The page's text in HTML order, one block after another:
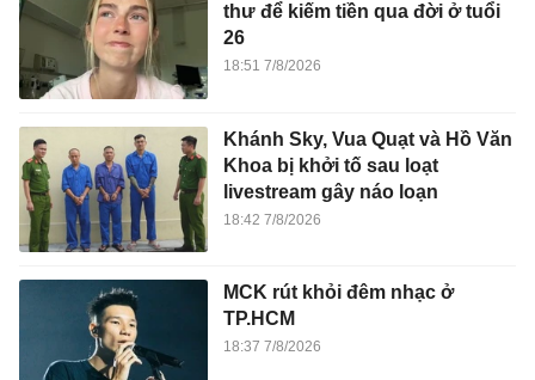
thư để kiếm tiền qua đời ở tuổi
26
18:51 7/8/2026
Khánh Sky, Vua Quạt và Hồ Văn
Khoa bị khởi tố sau loạt
livestream gây náo loạn
18:42 7/8/2026
MCK rút khỏi đêm nhạc ở
TP.HCM
18:37 7/8/2026